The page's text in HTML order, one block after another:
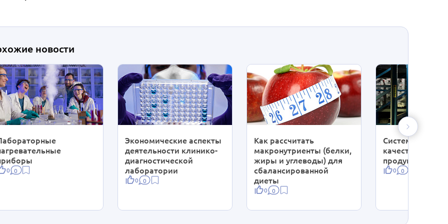
новости
0 0
Экономические аспекты
деятельности клинико-
диагностической
лаборатории
0 0
Как рассчитать
макронутриенты (белки,
жиры и углеводы) для
сбалансированной
диеты
0 0
Система
качества
продуктов.
0 0